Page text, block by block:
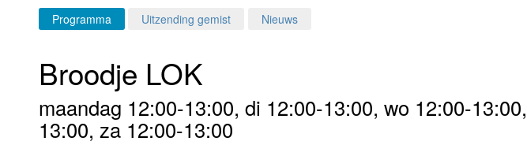
Alle dagen
Per dag
Dinsdag
Alle programma's
Actueel Lokaal Nieuws
Columns
Smoelenboek
Programma Uitzending gemist Nieuws
Broodje LOK
maandag 12:00-13:00, di 12:00-13:00, wo 12:00-
13:00, za 12:00-13:00